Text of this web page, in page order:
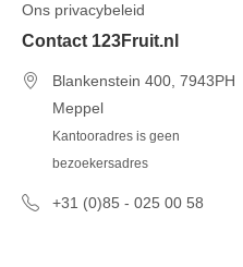
Ons privacybeleid
Contact 123Fruit.nl
Blankenstein 400, 7943PH
Meppel
Kantooradres is geen
bezoekersadres
+31 (0)85 - 025 00 58